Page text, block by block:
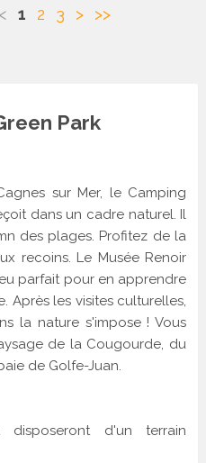
< 1 2 3 > >>
Park
sur Mer, le Camping
dans un cadre naturel. Il
des plages. Profitez de la
recoins. Le Musée Renoir
parfait pour en apprendre
Après les visites culturelles,
la nature s'impose ! Vous
de la Cougourde, du
de Golfe-Juan.
d'un terrain